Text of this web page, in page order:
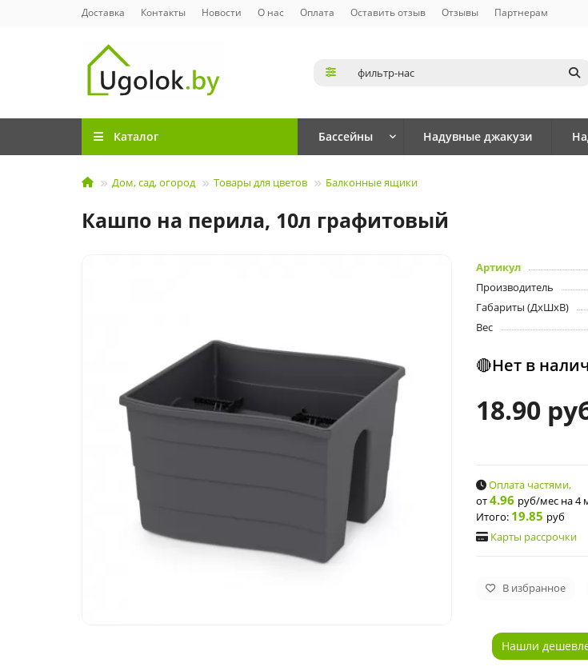
Доставка Контакты Новости О нас Оплата Оставить отзыв Отзывы Партнерам
Каталог Бассейны Надувные джакузи
Дом, сад, огород Товары для цветов Балконные ящики
Кашпо на перила, 10л графитовый
Артикул
Производитель
Габариты (ДхШхВ)
Вес
🔴Нет в
18.90
Оплата частями,
от4.96 руб/мес на 4
Итого: 19.85 руб
Карты рассрочки
В избранное
Нашли